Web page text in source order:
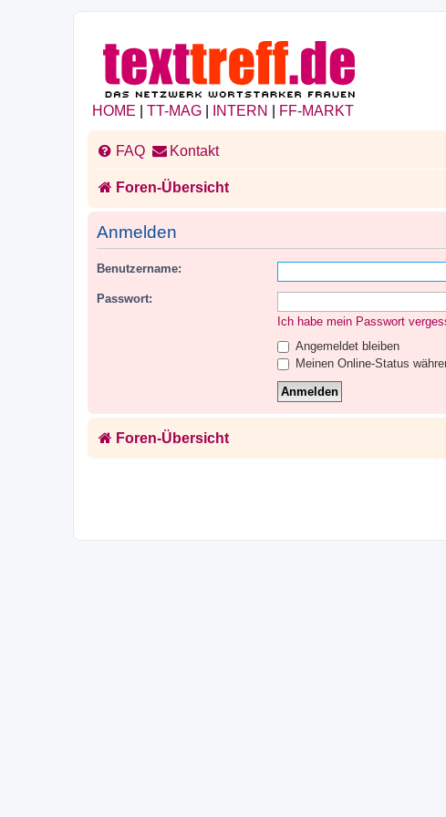
HOME TT-MAG INTERN FF-MARKT
FAQ Kontakt
Foren-Übersicht
Anmelden
Benutzername:
Passwort:
Ich habe mein Passwort
Angemeldet bleiben
Meinen Online-Status
Foren-Übersicht